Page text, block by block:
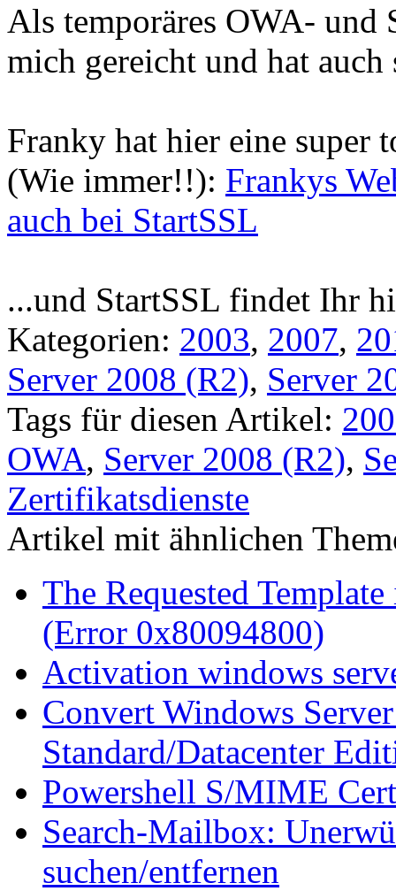
Als temporäres OWA-
mich gereicht und hat
Franky hat hier eine super
(Wie immer!!): Frankys
auch bei StartSSL
...und StartSSL findet Ihr
Kategorien: 2003, 2007,
Server 2008 (R2), Server
Tags für diesen Artikel:
OWA, Server 2008 (R2),
Zertifikatsdienste
Artikel mit ähnlichen
The Requested
(Error 0x80094800)
Activation windows
Convert Windows
Standard/Datacenter
Powershell S/MIME
Search-Mailbox:
suchen/entfernen